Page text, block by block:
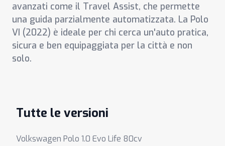
avanzati come il Travel Assist, che permette
una guida parzialmente automatizzata. La Polo
VI (2022) è ideale per chi cerca un'auto pratica,
sicura e ben equipaggiata per la città e non
solo.
Tutte le versioni
Volkswagen Polo 1.0 Evo Life 80cv